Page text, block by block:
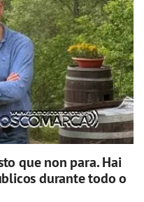
que non para. Hai
durante todo o